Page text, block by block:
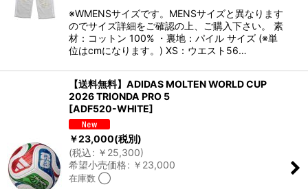
※WMENSサイズです。MENSサイズと異なります
のでサイズ詳細をご確認の上、ご購入下さい。 素
材：コットン 100% ・裏地：パイル サイズ (※単
位はcmになります。) XS：ウエスト56…
【送料無料】ADIDAS MOLTEN WORLD CUP
2026 TRIONDA PRO 5
[ADF520-WHITE]
￥23,000(税別)
(税込: ￥ 25,300)
希望小売価格: ￥ 23,000
在庫数 ◯